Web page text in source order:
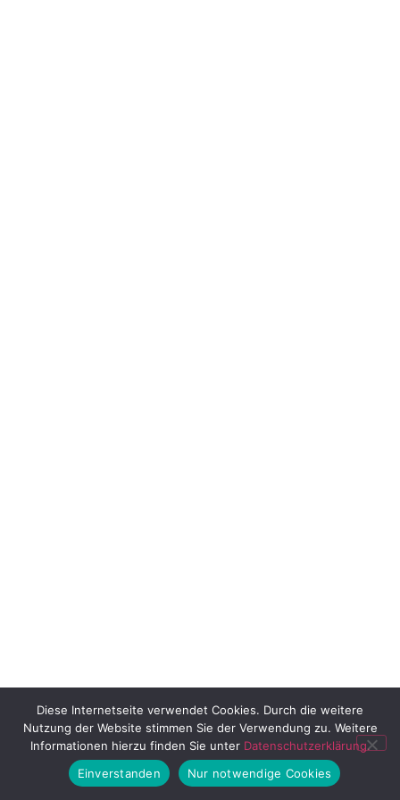
Diese Internetseite verwendet Cookies. Durch die weitere
Nutzung der Website stimmen Sie der Verwendung zu. Weitere
Informationen hierzu finden Sie unter Datenschutzerklärung.
Einverstanden
Nur notwendige Cookies